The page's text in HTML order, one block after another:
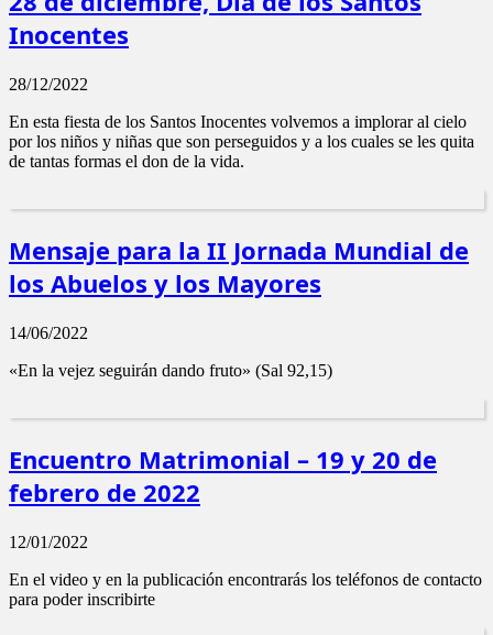
Inocentes
28/12/2022
En esta fiesta de los Santos Inocentes volvemos a implorar al cielo
por los niños y niñas que son perseguidos y a los cuales se les quita
de tantas formas el don de la vida.
Mensaje para la II Jornada Mundial de
los Abuelos y los Mayores
14/06/2022
«En la vejez seguirán dando fruto» (Sal 92,15)
Encuentro Matrimonial – 19 y 20 de
febrero de 2022
12/01/2022
En el video y en la publicación encontrarás los teléfonos de contacto
para poder inscribirte